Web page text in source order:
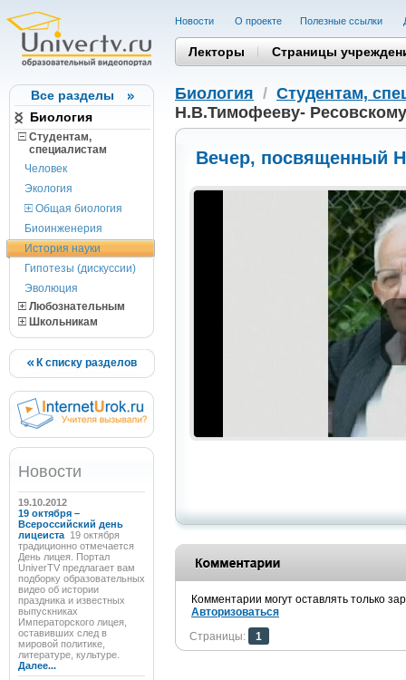
Все разделы
Биология
Студентам,
cпециалистам
Человек
Экология
Общая биология
Биоинженерия
История науки
Гипотезы (дискуссии)
Эволюция
Любознательным
Школьникам
К списку разделов
Новости
19.10.2012
19 октября –
Всероссийский день
лицеиста 19 октября
традиционно отмечается
День лицея. Портал
UniverTV предлагает вам
подборку образовательных
видео об истории
праздника и известных
выпускниках
Императорского лицея,
оставивших след в
мировой политике,
литературе, культуре.
Далее...
Новости О проекте Полезные cсылки
Лекторы Страницы
Биология / Студентам,
Н.В.Тимофееву-
Вечер, посвященный
Комментарии могут оставлять только
Авторизоваться
Страницы:
1